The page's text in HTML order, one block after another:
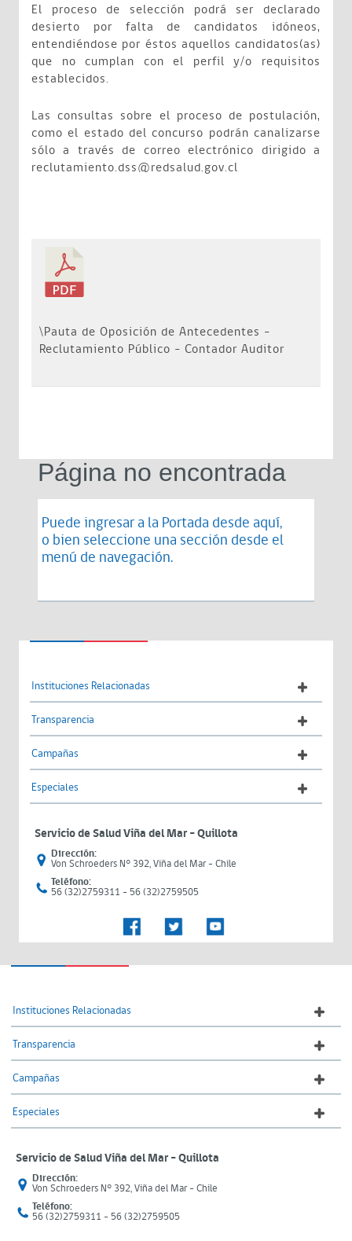
El proceso de selección podrá ser declarado
desierto por falta de candidatos idóneos,
entendiéndose por éstos aquellos candidatos(as)
que no cumplan con el perfil y/o requisitos
establecidos.
Las consultas sobre el proceso de postulación,
como el estado del concurso podrán canalizarse
sólo a través de correo electrónico dirigido a
reclutamiento.dss@redsalud.gov.cl
\Pauta de Oposición de Antecedentes -
Reclutamiento Público - Contador Auditor
Página no encontrada
Puede ingresar a la Portada desde aquí,
o bien seleccione una sección desde el
menú de navegación.
Instituciones Relacionadas
Transparencia
Campañas
Especiales
Servicio de Salud Viña del Mar – Quillota
Dirección:
Von Schroeders N° 392, Viña del Mar - Chile
Teléfono:
56 (32)2759311 - 56 (32)2759505
Instituciones Relacionadas
Transparencia
Campañas
Especiales
Servicio de Salud Viña del Mar – Quillota
Dirección:
Von Schroeders N° 392, Viña del Mar - Chile
Teléfono:
56 (32)2759311 - 56 (32)2759505